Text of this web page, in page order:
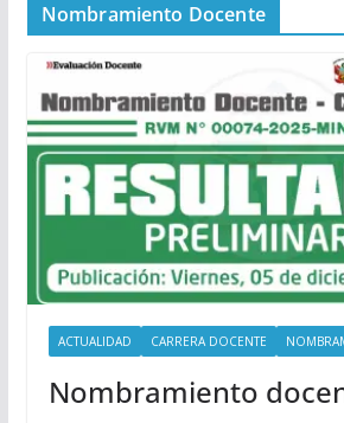
Nombramiento Docente
ACTUALIDAD CARRERA DOCENTE
Nombramiento